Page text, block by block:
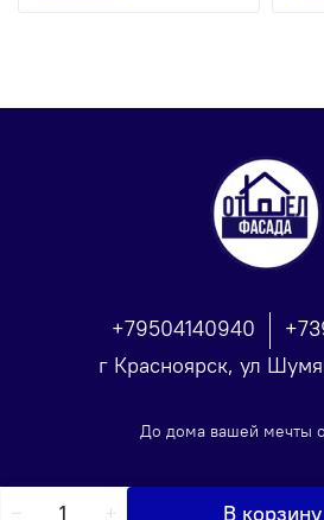
В корзину
+79504140940
г Красноярск, ул
До дома вашей мечты